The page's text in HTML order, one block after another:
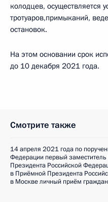
колодцев, осуществляется
тротуаров,примыканий,
остановок.
На этом основании срок
до 10 декабря 2021 года.
Смотрите также
14 апреля 2021 года по
Федерации первый
Президента Российской
в Приёмной Президента
в Москве личный приём